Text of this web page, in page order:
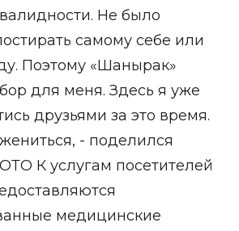
Не было
самому себе или
Поэтому «Шанырак»
для меня. Здесь я уже
друзьями за это время.
- поделился
К услугам посетителей
медицинские